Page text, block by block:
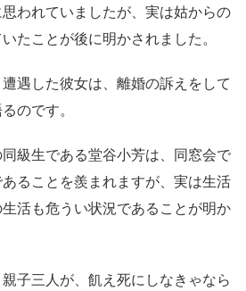
われていましたが、実は姑からの
たことが後に明かされました。
遇した彼女は、離婚の訴えをして
のです。
級生である堂谷小芳は、同窓会で
ることを羨まれますが、実は生活
活も危うい状況であることが明か
親子三人が、飢え死にしなきゃなら